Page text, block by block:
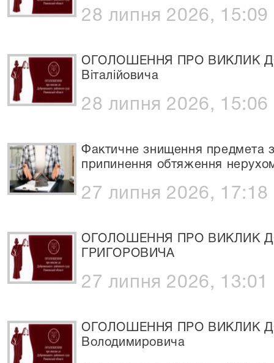
28 липня 2026, 15:09
ОГОЛОШЕННЯ ПРО ВИКЛИК ДО
Віталійовича
28 липня 2026, 15:06
Фактичне знищення предмета
припинення обтяження
27 липня 2026, 17:18
ОГОЛОШЕННЯ ПРО ВИКЛИК
ГРИГОРОВИЧА
27 липня 2026, 13:01
ОГОЛОШЕННЯ ПРО ВИКЛИК ДО
Володимировича